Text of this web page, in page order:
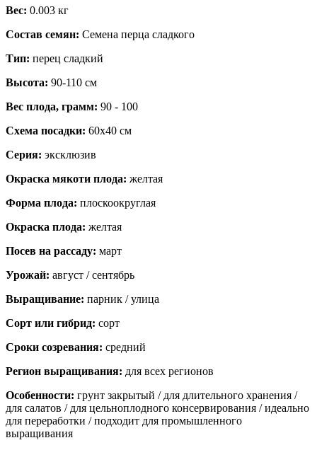
Вес: 0.003 кг
Состав семян: Семена перца сладкого
Тип: перец сладкий
Высота: 90-110 см
Вес плода, грамм: 90 - 100
Схема посадки: 60х40 см
Серия: эксклюзив
Окраска мякоти плода: желтая
Форма плода: плоскоокруглая
Окраска плода: желтая
Посев на рассаду: март
Урожай: август / сентябрь
Выращивание: парник / улица
Сорт или гибрид: сорт
Сроки созревания: средний
Регион выращивания: для всех регионов
Особенности: грунт закрытый / для длительного хранения /
для салатов / для цельноплодного консервирования / идеально
для переработки / подходит для промышленного
выращивания